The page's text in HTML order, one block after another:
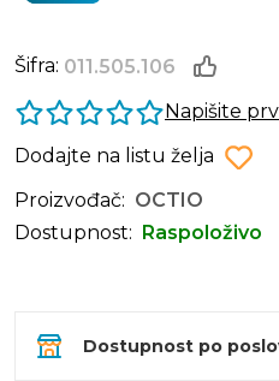
Šifra: 011.505.106
Napišite
Dodajte na listu želja
Proizvođač: OCTIO
Dostupnost:
Raspoloživo
Dostupnost po